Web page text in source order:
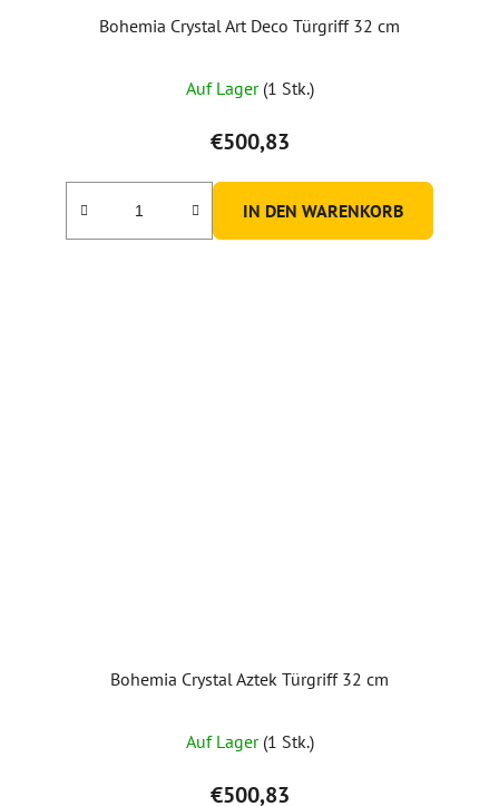
Bohemia Crystal Art Deco Türgriff 32 cm
Auf Lager (1 Stk.)
€500,83
IN DEN WARENKORB
Bohemia Crystal Aztek Türgriff 32 cm
Auf Lager (1 Stk.)
€500,83